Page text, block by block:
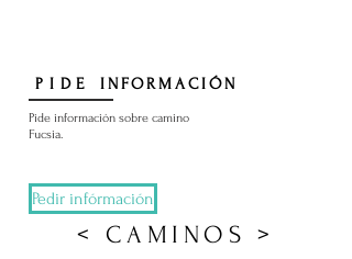
PIDE INFORMACIÓN
Pide información sobre camino
Fucsia.
Pedir infórmación
< CAMINOS >